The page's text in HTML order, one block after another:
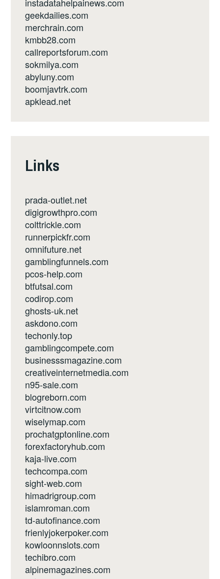
instadatahelpainews.com
geekdailies.com
merchrain.com
kmbb28.com
callreportsforum.com
sokmilya.com
abyluny.com
boomjavtrk.com
apklead.net
Links
prada-outlet.net
digigrowthpro.com
colttrickle.com
runnerpickfr.com
omnifuture.net
gamblingfunnels.com
pcos-help.com
btfutsal.com
codirop.com
ghosts-uk.net
askdono.com
techonly.top
gamblingcompete.com
businesssmagazine.com
creativeinternetmedia.com
n95-sale.com
blogreborn.com
virtcitnow.com
wiselymap.com
prochatgptonline.com
forexfactoryhub.com
kaja-live.com
techcompa.com
sight-web.com
himadrigroup.com
islamroman.com
td-autofinance.com
frienlyjokerpoker.com
kowloonnslots.com
techibro.com
alpinemagazines.com